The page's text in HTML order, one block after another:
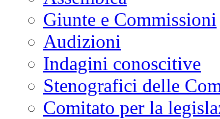
Giunte e Commissioni
Audizioni
Indagini conoscitive
Stenografici delle
Comitato per la